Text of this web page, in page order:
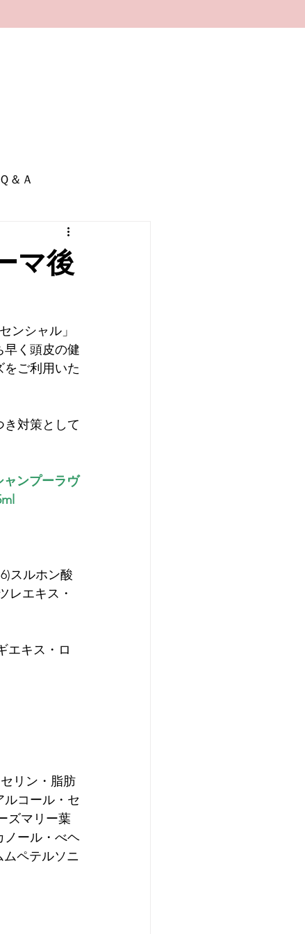
＆Ａ
マ後
ンシャル」
早く頭皮の健
ご利用いた
対策として
ャンプーラヴ
スルホン酸
レエキス・
エキス・ロ
リン・脂肪
ルコール・セ
ズマリー葉
ノール・べヘ
ペテルソニ